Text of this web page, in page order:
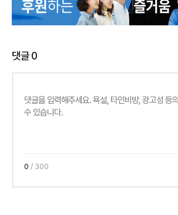
댓글0
0 / 300